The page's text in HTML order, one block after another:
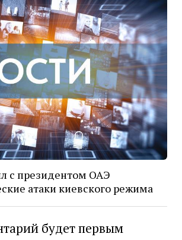
с президентом ОАЭ
атаки киевского режима
будет первым